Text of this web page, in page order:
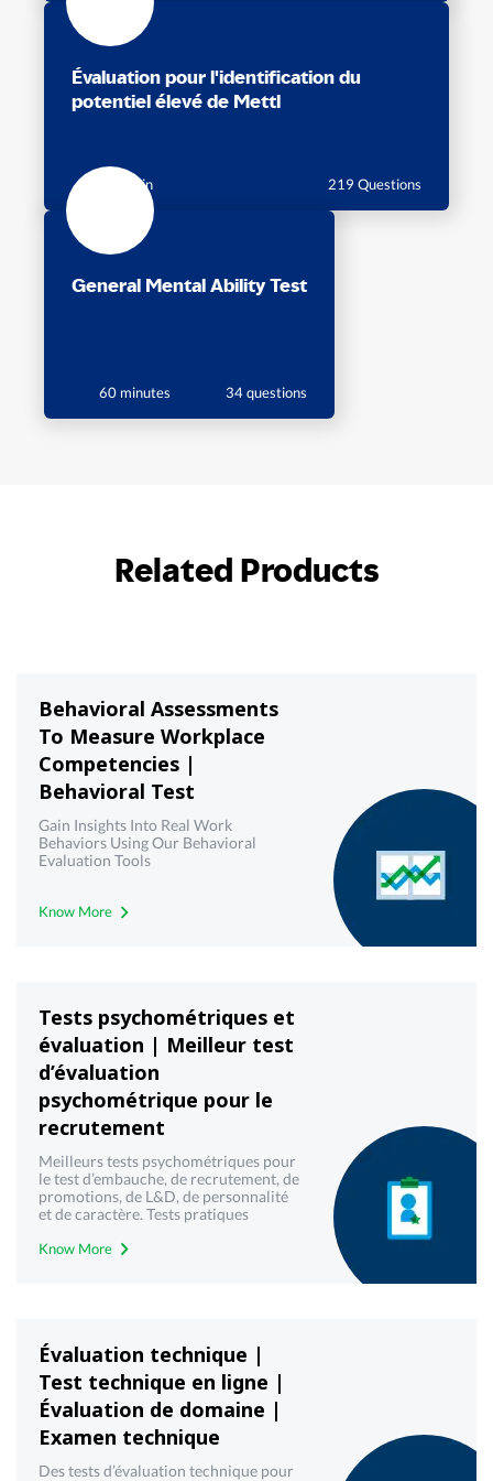
Évaluation pour l'identification du
potentiel élevé de Mettl
105 Min 219 Questions
General Mental Ability Test
60 minutes 34 questions
Related Products
Behavioral Assessments
To Measure Workplace
Competencies |
Behavioral Test
Gain Insights Into Real Work
Behaviors Using Our Behavioral
Evaluation Tools
Know More
Tests psychométriques et
évaluation | Meilleur test
d’évaluation
psychométrique pour le
recrutement
Meilleurs tests psychométriques pour
le test d’embauche, de recrutement, de
promotions, de L&D, de personnalité
et de caractère. Tests pratiques
l’estimation, l’évaluation et l’analyse au
Know More
Évaluation technique |
Test technique en ligne |
Évaluation de domaine |
Examen technique
Des tests d’évaluation technique pour